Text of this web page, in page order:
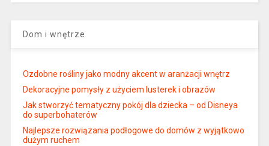
Dom i wnętrze
Ozdobne rośliny jako modny akcent w aranżacji wnętrz
Dekoracyjne pomysły z użyciem lusterek i obrazów
Jak stworzyć tematyczny pokój dla dziecka – od Disneya
do superbohaterów
Najlepsze rozwiązania podłogowe do domów z wyjątkowo
dużym ruchem